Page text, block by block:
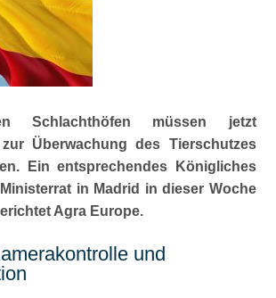
Schlachthöfen müssen jetzt
Überwachung des Tierschutzes
Ein entsprechendes Königliches
in Madrid in dieser Woche
Agra Europe.
und